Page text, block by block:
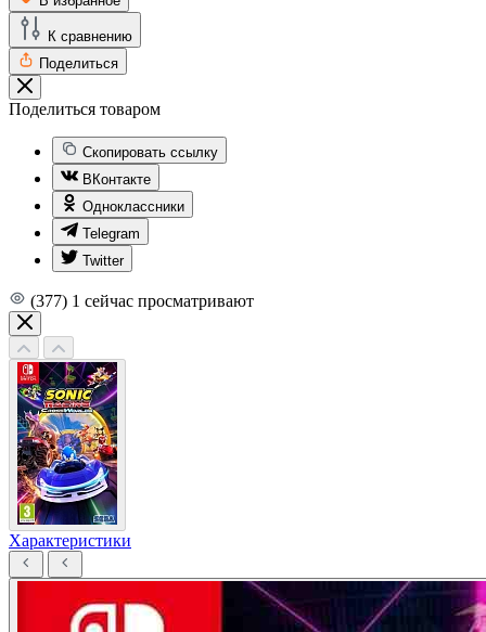
К сравнению
Поделиться
Поделиться товаром
Скопировать ссылку
ВКонтакте
Одноклассники
Telegram
Twitter
(377) 1 сейчас просматривают
Характеристики